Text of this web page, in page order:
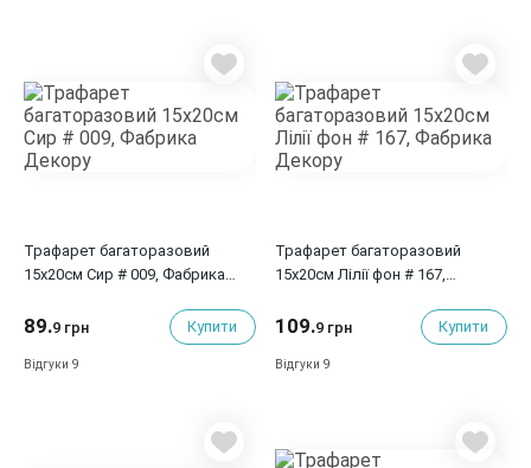
Трафарет багаторазовий
15x20см Сир # 009, Фабрика
89.9 грн Купити
Відгуки 9
Трафарет багаторазовий
15x20см Лілії фон # 167,
109.9 грн Купити
Відгуки 9